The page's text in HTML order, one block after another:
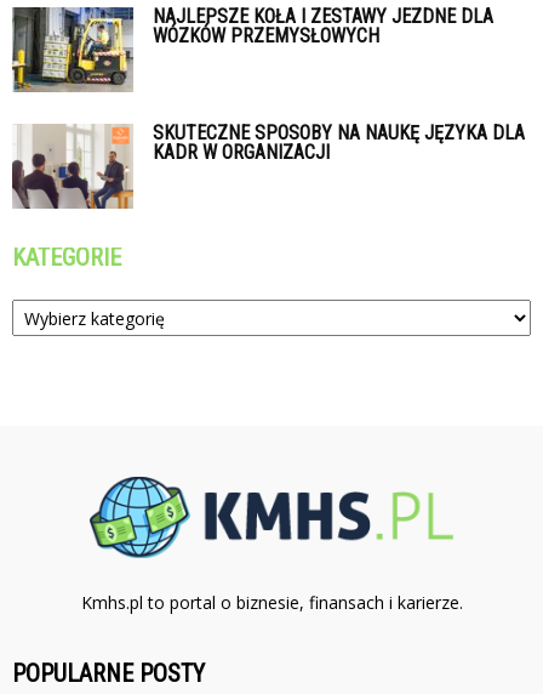
NAJLEPSZE KOŁA I ZESTAWY JEZDNE DLA
WÓZKÓW PRZEMYSŁOWYCH
SKUTECZNE SPOSOBY NA NAUKĘ JĘZYKA DLA
KADR W ORGANIZACJI
KATEGORIE
Kategorie
Kmhs.pl to portal o biznesie, finansach i karierze.
POPULARNE POSTY